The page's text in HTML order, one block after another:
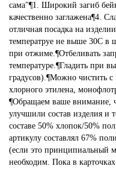
сама"¶1. Широкий загиб
качественно заглажена¶4.
отличная посадка на
температруе не выше 30С в
при отжиме.¶Отбеливать
температуре.¶Гладить при
градусов).¶Можно чистить с
хлорного этилена,
¶Обращаем ваше внимание,
улучшили состав изделия и
составе 50% хлопок/50%
артикулу составлял 67%
(если это принципиальный
необходим. Пока в